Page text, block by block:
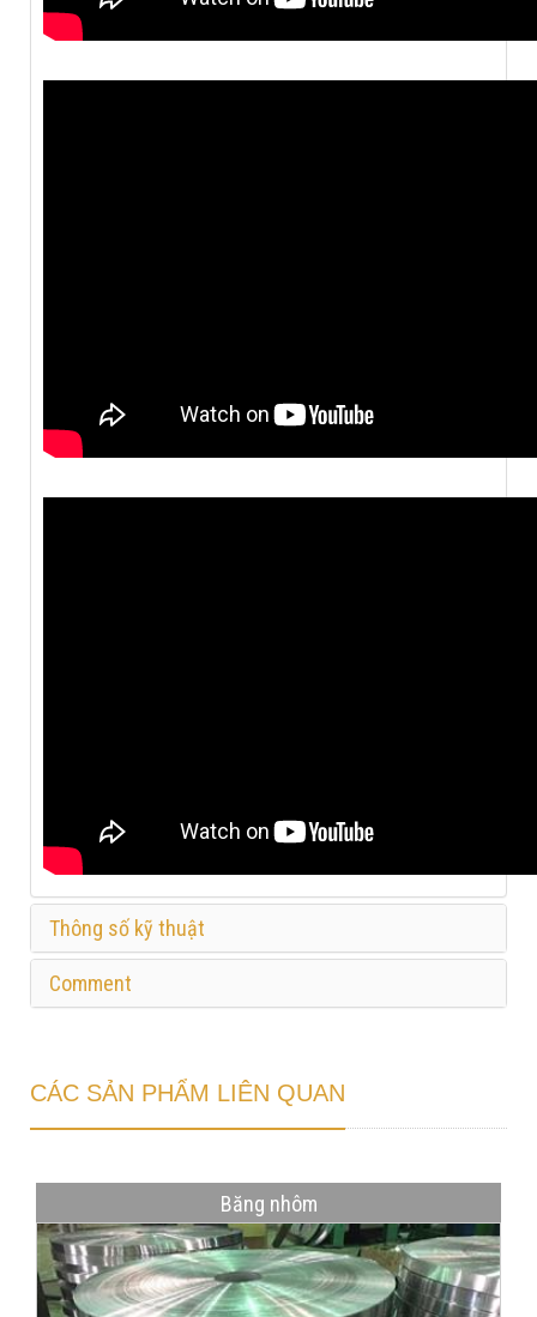
Thông số kỹ thuật
Comment
CÁC SẢN PHẨM LIÊN QUAN
Băng nhôm